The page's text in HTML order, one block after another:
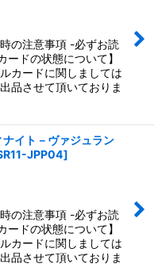
の注意事項 -必ずお読
ドの状態について】
カードに関しましては
品させて頂いておりま
ナイト－ヴァジュラン
JPP04]
の注意事項 -必ずお読
ドの状態について】
カードに関しましては
品させて頂いておりま